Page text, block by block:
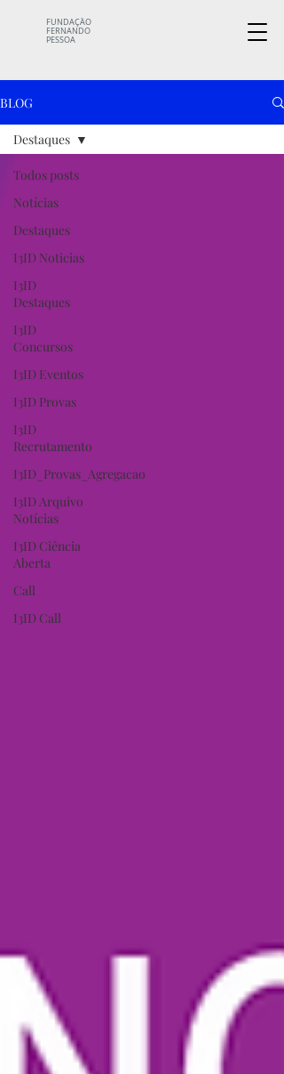
FUNDAÇÃO
FERNANDO
PESSOA
BLOG
Todos posts
Notícias
Destaques
I3ID Noticias
I3ID
Destaques
I3ID
Concursos
I3ID Eventos
I3ID Provas
I3ID
Recrutamento
I3ID_Provas_Agregacao
I3ID Arquivo
Notícias
I3ID Ciência
Aberta
Call
I3ID Call
Destaques